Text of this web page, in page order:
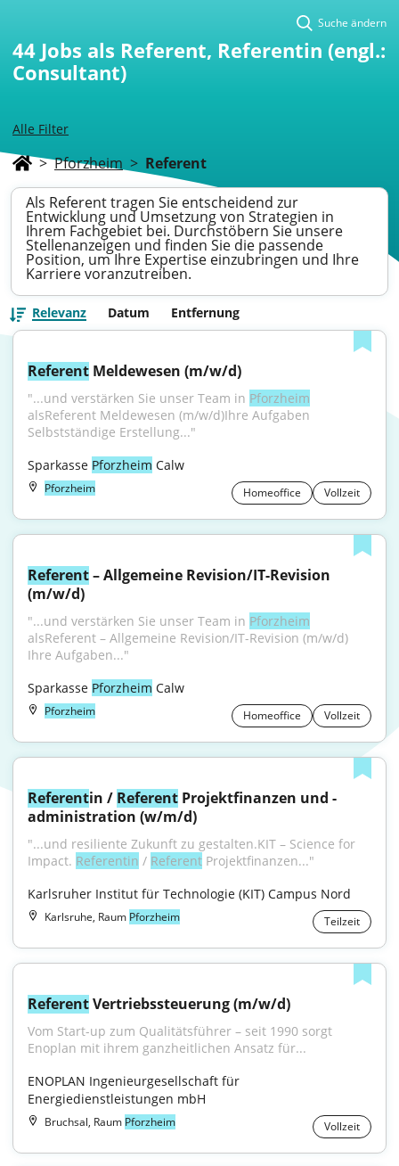
Alle Filter
Suche ändern
44 Jobs als Referent, Referentin (engl.:
Consultant)
> Pforzheim > Referent
Als Referent tragen Sie entscheidend zur
Entwicklung und Umsetzung von Strategien in
Ihrem Fachgebiet bei. Durchstöbern Sie unsere
Stellenanzeigen und finden Sie die passende
Position, um Ihre Expertise einzubringen und Ihre
Karriere voranzutreiben.
Relevanz Datum Entfernung
Referent Meldewesen (m/w/d)
"...und verstärken Sie unser Team in Pforzheim
alsReferent Meldewesen (m/w/d)Ihre Aufgaben
Selbstständige Erstellung..."
Sparkasse Pforzheim Calw
Pforzheim Homeoffice Vollzeit
Referent – Allgemeine Revision/IT-Revision
(m/w/d)
"...und verstärken Sie unser Team in Pforzheim
alsReferent – Allgemeine Revision/IT-Revision (m/w/d)
Ihre Aufgaben..."
Sparkasse Pforzheim Calw
Pforzheim Homeoffice Vollzeit
Referentin / Referent Projektfinanzen und -
administration (w/m/d)
"...und resiliente Zukunft zu gestalten.KIT – Science for
Impact. Referentin / Referent Projektfinanzen..."
Karlsruher Institut für Technologie (KIT) Campus Nord
Karlsruhe, Raum Pforzheim Teilzeit
Referent Vertriebssteuerung (m/w/d)
Vom Start-up zum Quali­täts­führer – seit 1990 sorgt
Enoplan mit ihrem ganz­heit­lichen An­satz für...
ENOPLAN Ingenieurgesellschaft für
Energiedienstleistungen mbH
Bruchsal, Raum Pforzheim Vollzeit